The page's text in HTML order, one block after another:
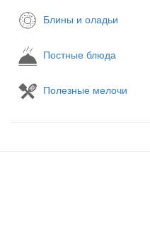
Блины и оладьи
Постные блюда
Полезные мелочи